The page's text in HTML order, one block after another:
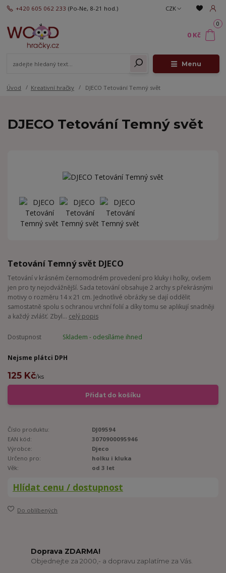
Menu
CZK
+420 605 062 233 (Po-Ne, 8-21 hod.)
0
0 Kč
Úvod Kreativní hračky DJECO Tetování Temný svět
DJECO Tetování Temný svět
Tetování Temný svět DJECO
Tetování v krásném černomodrém provedení pro kluky i holky, ovšem
jen pro ty nejodvážnější. Sada tetování obsahuje 2 archy s překrásnými
motivy o rozměru 14 x 21 cm. Jednotlivé obrázky se dají oddělit
samostatně spolu s ochranou vrchní folií a díky tomu se aplikují snadněji
a každý zvlášť. Zbyl... celý popis
Dostupnost Skladem - odesíláme ihned
Nejsme plátci DPH
125 Kč/ks
Přidat do košíku
Číslo produktu:
DJ09594
EAN kód:
3070900095946
Výrobce:
Djeco
Určeno pro:
holku i kluka
Věk:
od 3 let
Hlídat cenu / dostupnost
Do oblíbených
Doprava ZDARMA!
Objednejte za 2000,- a dopravu zaplatíme za Vás.